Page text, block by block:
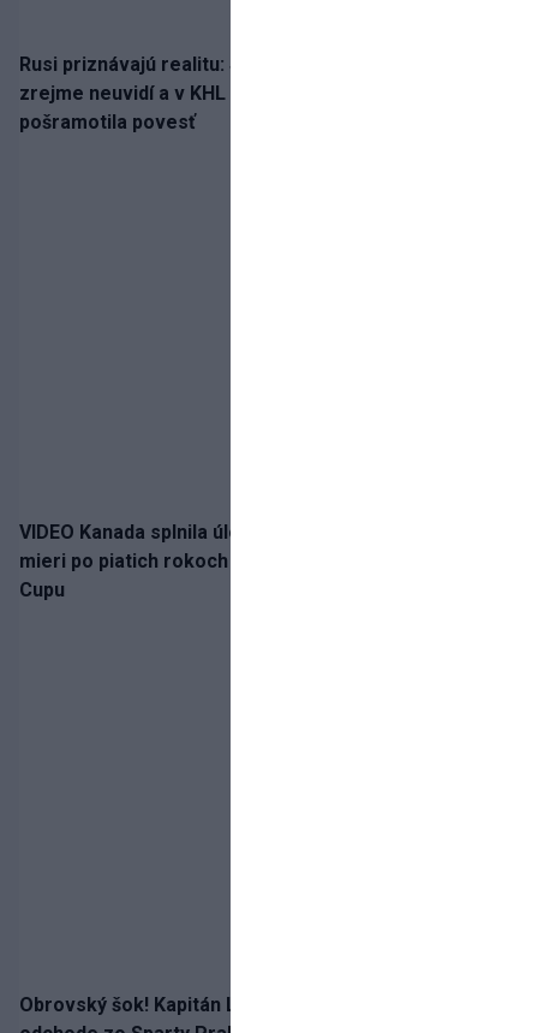
Rusi priznávajú realitu: Spartak milióny od Ružičku
zrejme neuvidí a v KHL si už nezahrá. Liga si
pošramotila povesť
VIDEO Kanada splnila úlohu! Slovenská osemnástka
mieri po piatich rokoch do semifinále Hlinka Gretzky
Cupu
Obrovský šok! Kapitán Lukáš Haraslín je údajne na